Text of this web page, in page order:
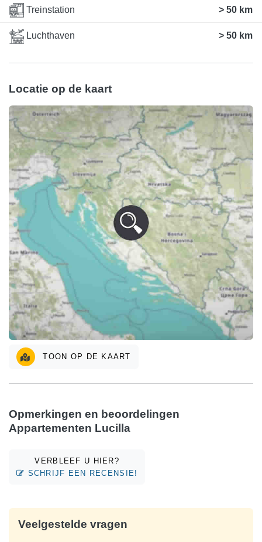
Treinstation > 50 km
Luchthaven > 50 km
Locatie op de kaart
TOON OP DE KAART
Opmerkingen en beoordelingen
Appartementen Lucilla
VERBLEEF U HIER?
SCHRIJF EEN RECENSIE!
Veelgestelde vragen